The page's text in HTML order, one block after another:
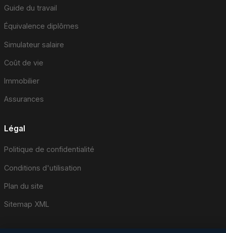
Guide du travail
Équivalence diplômes
Simulateur salaire
Coût de vie
Immobilier
Assurances
Légal
Politique de confidentialité
Conditions d'utilisation
Plan du site
Sitemap XML